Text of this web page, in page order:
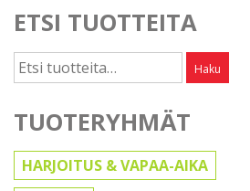
ETSI TUOTTEITA
Etsi: Haku
TUOTERYHMÄT
HARJOITUS & VAPAA-AIKA